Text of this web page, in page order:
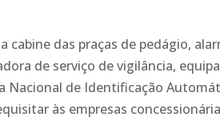
das praças de pedágio,
de serviço de vigilância,
de Identificação
às empresas